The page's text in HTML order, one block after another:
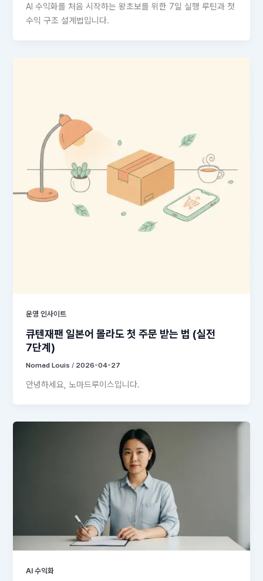
AI 수익화를 처음 시작하는 왕초보를 위한 7일 실행 루틴과 첫
수익 구조 설계법입니다.
운영 인사이트
큐텐재팬 일본어 몰라도 첫 주문 받는 법 (실전
7단계)
Nomad Louis/ 2026-04-27
안녕하세요, 노마드루이스입니다.
AI 수익화